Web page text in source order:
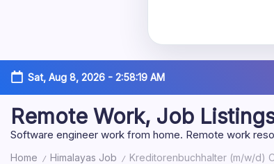
Skip
content
Sat, Aug 8, 2026- 2:58:20 AM
Remote Work, Job
Software engineer work from home. Remote work
Home / Himalayas Job / Kreditorenbuchhalter (m/w/d)